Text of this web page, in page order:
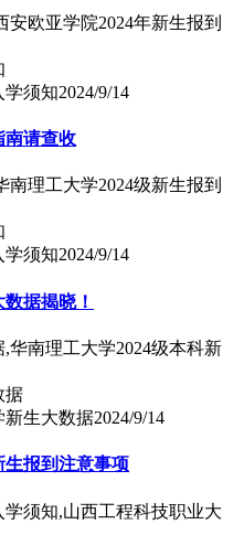
安欧亚学院2024年新生报到
学须知2024/9/14
南请查收
理工大学2024级新生报到
学须知2024/9/14
据揭晓！
华南理工大学2024级本科新
新生大数据2024/9/14
生报到注意事项
须知,山西工程科技职业大